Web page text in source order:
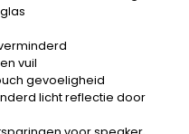
vuil
gevoeligheid
licht reflectie door